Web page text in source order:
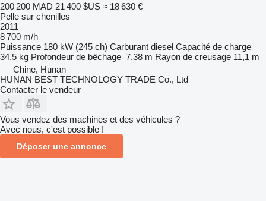
200 200 MAD 21 400 $US ≈ 18 630 €
Pelle sur chenilles
2011
8 700 m/h
Puissance 180 kW (245 ch) Carburant diesel Capacité de charge
34,5 kg Profondeur de bêchage 7,38 m Rayon de creusage 11,1 m
Chine, Hunan
HUNAN BEST TECHNOLOGY TRADE Co., Ltd
Contacter le vendeur
Vous vendez des machines et des véhicules ?
Avec nous, c'est possible !
Déposer une annonce